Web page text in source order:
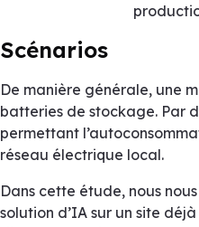
Scénarios
De manière générale, une
batteries de stockage. Par
permettant
réseau électrique local.
Dans cette étude, nous
solution d’IA sur un site